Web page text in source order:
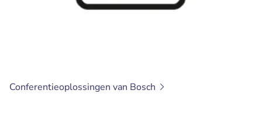
Conferentieoplossingen van Bosch